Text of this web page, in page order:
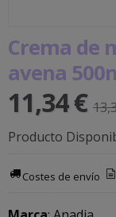
Crema de
avena
11,34 €
Producto
Costes de envío